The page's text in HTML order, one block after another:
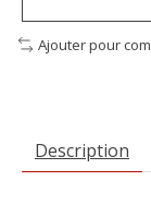
Ajouter pour
Description